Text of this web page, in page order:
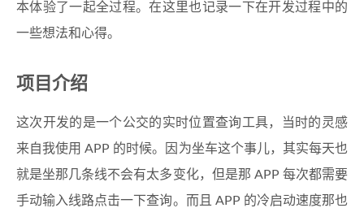
本体验了一起全过程。在这里也记录一下在开发过程中的
一些想法和心得。
项目介绍
这次开发的是一个公交的实时位置查询工具，当时的灵感
来自我使用 APP 的时候。因为坐车这个事儿，其实每天也
就是坐那几条线不会有太多变化，但是那 APP 每次都需要
手动输入线路点击一下查询。而且 APP 的冷启动速度那也